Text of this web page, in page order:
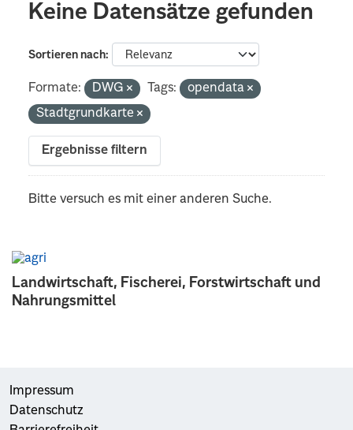
Landwirtschaft, Fischerei, Forstwirtschaft und
Nahrungsmittel
Keine Datensätze gefunden
Sortieren nach
Formate: DWG Tags:
opendata
Stadtgrundkarte
Ergebnisse filtern
Bitte versuch es mit einer anderen Suche.
Impressum
Datenschutz